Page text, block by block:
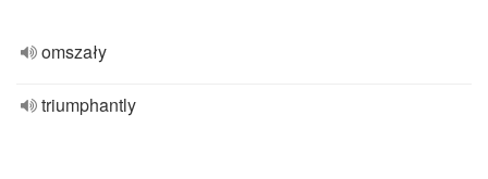
omszały
triumphantly